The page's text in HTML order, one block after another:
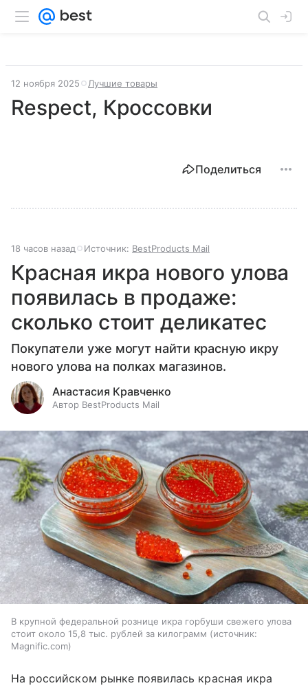
12 ноября 2025 Лучшие товары
Respect, Кроссовки
Поделиться
18 часов назад Источник: BestProducts Mail
Красная икра нового улова
появилась в продаже:
сколько стоит деликатес
Покупатели уже могут найти красную икру
нового улова на полках магазинов.
Анастасия Кравченко
Автор BestProducts Mail
В крупной федеральной рознице икра горбуши свежего улова
стоит около 15,8 тыс. рублей за килограмм
источник:
Magnific.com
На российском рынке появилась красная икра